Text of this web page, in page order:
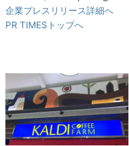
企業プレスリリース詳細へ
PR TIMESトップへ